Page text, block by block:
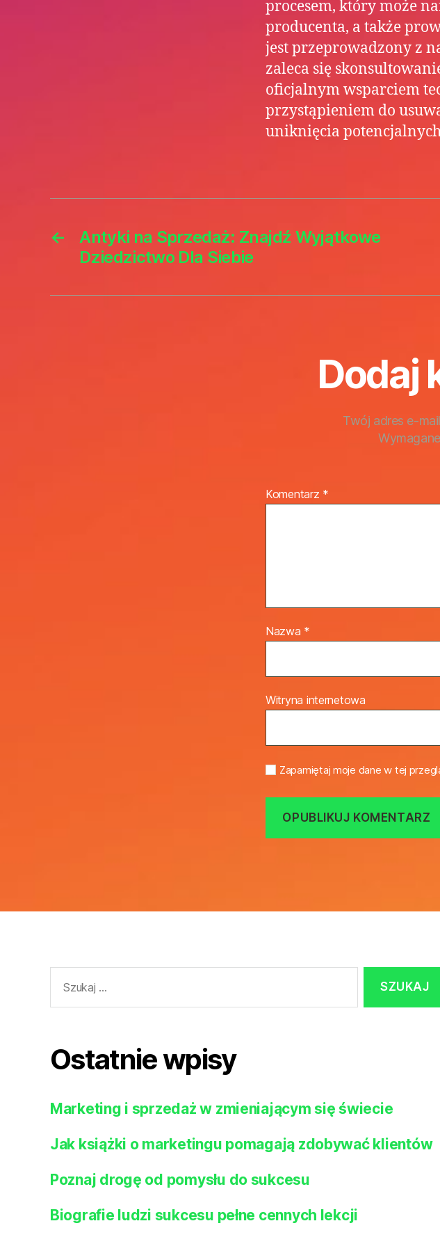
procesem, który może
producenta, a także
jest przeprowadzony z
zaleca się
oficjalnym wsparciem
przystąpieniem do
uniknięcia
←
Antyki na Sprzedaż: Znajdź Wyjątkowe
Dziedzictwo Dla Siebie
Dodaj
Twój adres e-
Komentarz *
Nazwa *
Witryna internetowa
Zapamiętaj moje dane w tej
Ostatnie wpisy
Marketing i sprzedaż w zmieniającym się świecie
Jak książki o marketingu pomagają zdobywać klientów
Poznaj drogę od pomysłu do sukcesu
Biografie ludzi sukcesu pełne cennych lekcji